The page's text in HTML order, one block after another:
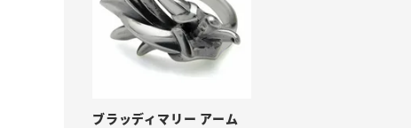
ブラッディマリー アーム